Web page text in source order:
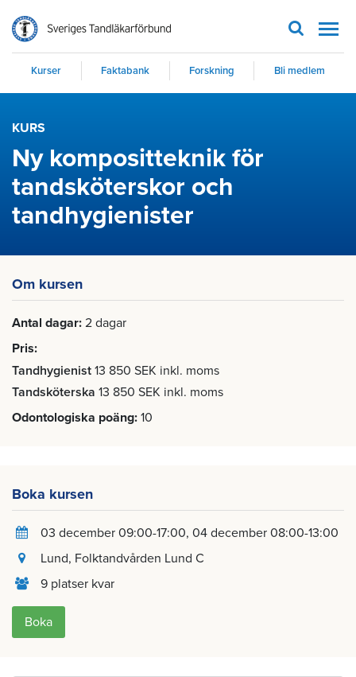
Kurser Faktabank Forskning Bli medlem
KURS
Ny kompositteknik för
tandsköterskor och
tandhygienister
Om kursen
Antal dagar 2 dagar
Pris
Tandhygienist 13 850 SEK inkl. moms
Tandsköterska 13 850 SEK inkl. moms
Odontologiska poäng 10
Boka kursen
03 december 09:00-17:00 04 december 08:00-13:00
Lund, Folktandvården Lund C
9 platser kvar
Boka